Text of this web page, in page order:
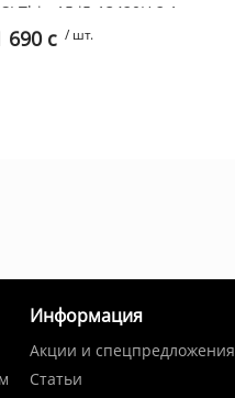
Thin 15 i5-13420H 2.1-
512GB,15.6"FHD
IPS,RTX4050 6GB,
690 c / шт.
Информация
Акции и спецпредложения
Статьи